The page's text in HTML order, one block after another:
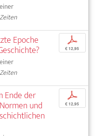
Epoche p
€ 12,95
Ende der
und
p
€ 12,95